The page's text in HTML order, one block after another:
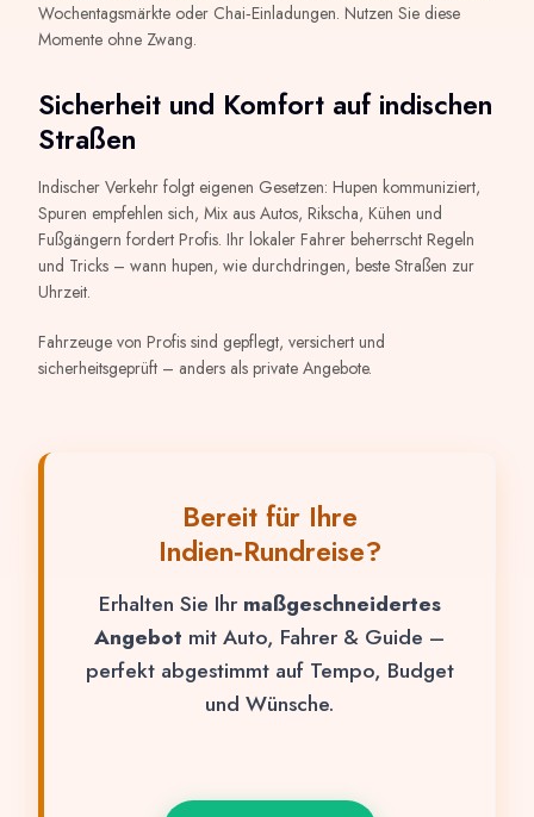
Wochentagsmärkte oder Chai‑Einladungen. Nutzen Sie diese
Momente ohne Zwang.
Sicherheit und Komfort auf indischen
Straßen
Indischer Verkehr folgt eigenen Gesetzen: Hupen kommuniziert,
Spuren empfehlen sich, Mix aus Autos, Rikscha, Kühen und
Fußgängern fordert Profis. Ihr lokaler Fahrer beherrscht Regeln
und Tricks – wann hupen, wie durchdringen, beste Straßen zur
Uhrzeit.
Fahrzeuge von Profis sind gepflegt, versichert und
sicherheitsgeprüft – anders als private Angebote.
Bereit für Ihre
Indien‑Rundreise?
Erhalten Sie Ihr maßgeschneidertes
Angebot mit Auto, Fahrer & Guide –
perfekt abgestimmt auf Tempo, Budget
und Wünsche.